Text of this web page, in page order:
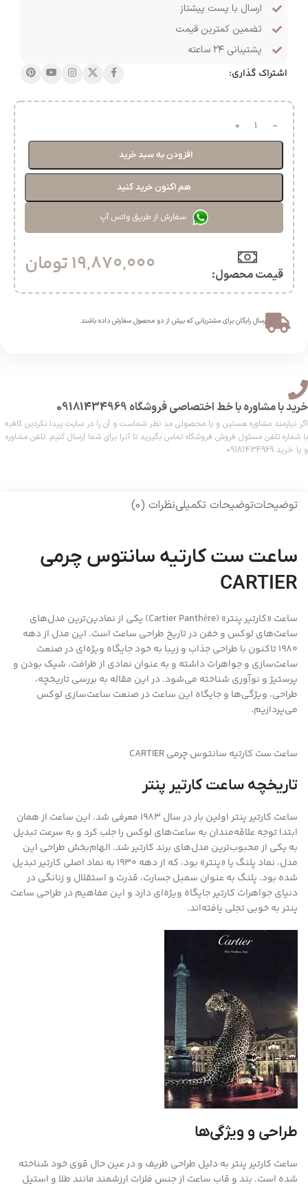
ارسال با پست پیشتاز
تضمین کمترین قیمت
پشتیبانی ۲۴ ساعته
اشتراک گذاری:
افزودن به سبد خرید
هم اکنون خرید کنید
سفارش از طریق واتس آپ
قیمت محصول:​ 19,870,000تومان
ارسال رایگان برای مشتریانی که بیش از دو محصول سفارش داده باشند.​
خرید با مشاوره با خط اختصاصی فروشگاه 09181434969
اگر نیازمند مشاوره هستین و یا محصولی مد نظر شماست و آن را در سایت پیدا نکردین کافیه
با شماره تلفن مسئول فروش فروشگاه تماس بگیرید تا آنرا برای شما ارسال کنیم. تلفن مشاوره
و یا خرید 09181434969
توضیحاتتوضیحات تکمیلینظرات (0)
ساعت ست کارتیه سانتوس چرمی
CARTIER
ساعت «کارتیر پنتر» (Cartier Panthère) یکی از نمادین‌ترین مدل‌های
ساعت‌های لوکس و خفن در تاریخ طراحی ساعت است. این مدل از دهه
1980 تاکنون با طراحی جذاب و زیبا به خود جایگاه ویژه‌ای در صنعت
ساعت‌سازی و جواهرات داشته و به عنوان نمادی از ظرافت، شیک بودن و
پرستیژ و نوآوری شناخته می‌شود. در این مقاله به بررسی تاریخچه،
طراحی، ویژگی‌ها و جایگاه این ساعت در صنعت ساعت‌سازی لوکس
می‌پردازیم.
ساعت ست کارتیه سانتوس چرمی CARTIER
تاریخچه ساعت کارتیر پنتر
ساعت کارتیر پنتر اولین بار در سال 1983 معرفی شد. این ساعت از همان
ابتدا توجه علاقه‌مندان به ساعت‌های لوکس را جلب کرد و به سرعت تبدیل
به یکی از محبوب‌ترین مدل‌های برند کارتیر شد. الهام‌بخش طراحی این
مدل، نماد پلنگ یا «پنتر» بود، که از دهه 1930 به نماد اصلی کارتیر تبدیل
شده بود. پلنگ به عنوان سمبل جسارت، قدرت و استقلال و زنانگی در
دنیای جواهرات کارتیر جایگاه ویژه‌ای دارد و این مفاهیم در طراحی ساعت
پنتر به خوبی تجلی یافته‌اند.
طراحی و ویژگی‌ها
ساعت کارتیر پنتر به دلیل طراحی ظریف و در عین حال قوی خود شناخته
شده است. بند و قاب ساعت از جنس فلزات ارزشمند مانند طلا و استیل